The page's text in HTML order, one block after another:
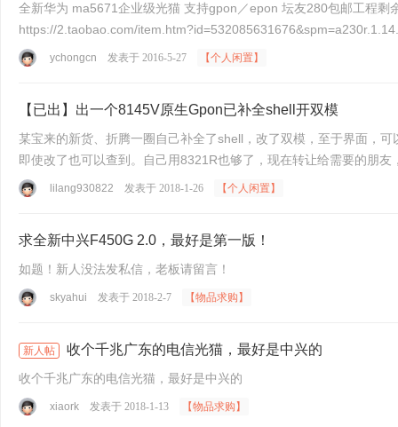
全新华为 ma5671企业级光猫 支持gpon／epon 坛友280包邮工程
ychongcn 发表于 2016-5-27 【个人闲置】
【已出】出一个8145V原生Gpon已补全shell开双模
某宝来的新货、折腾一圈自己补全了shell，改了双模，至于界面，
即使改了也可以查到。自己用8321R也够了，现在转让给需要的朋
lilang930822 发表于 2018-1-26 【个人闲置】
求全新中兴F450G 2.0，最好是第一版！
如题！新人没法发私信，老板请留言！
skyahui 发表于 2018-2-7 【物品求购】
新人帖 收个千兆广东的电信光猫，最好是中兴的
收个千兆广东的电信光猫，最好是中兴的
xiaork 发表于 2018-1-13 【物品求购】